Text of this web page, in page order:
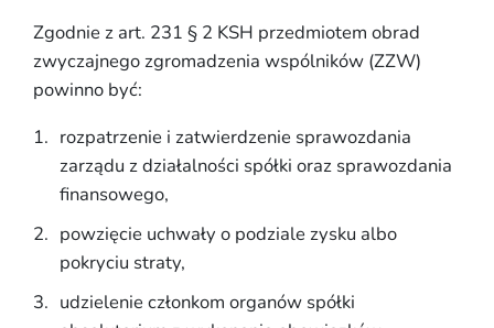
Zgodnie z art. 231 § 2 KSH przedmiotem obrad
zwyczajnego zgromadzenia wspólników (ZZW)
powinno być:
rozpatrzenie i zatwierdzenie sprawozdania
zarządu z działalności spółki oraz sprawozdania
finansowego,
powzięcie uchwały o podziale zysku albo
pokryciu straty,
udzielenie członkom organów spółki